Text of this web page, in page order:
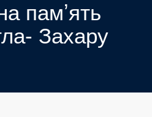
памʼять
Захару